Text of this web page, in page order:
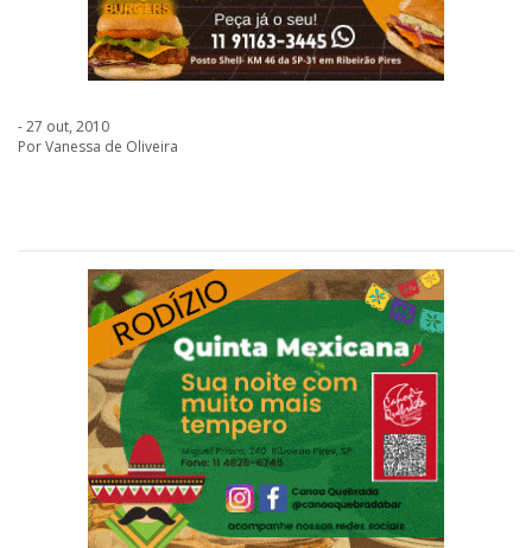
- 27 out, 2010
Por Vanessa de Oliveira